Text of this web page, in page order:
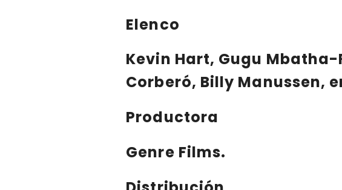
Elenco
Kevin Hart, Gugu
Corberó, Billy Manussen,
Productora
Genre Films.